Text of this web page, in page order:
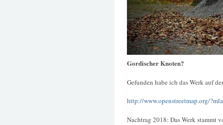
Gordischer Knoten?
Gefunden habe ich das Werk auf
http://www.openstreetmap.org/
Nachtrag 2018: Das Werk stammt